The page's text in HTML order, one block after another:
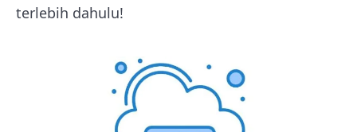
terlebih dahulu!